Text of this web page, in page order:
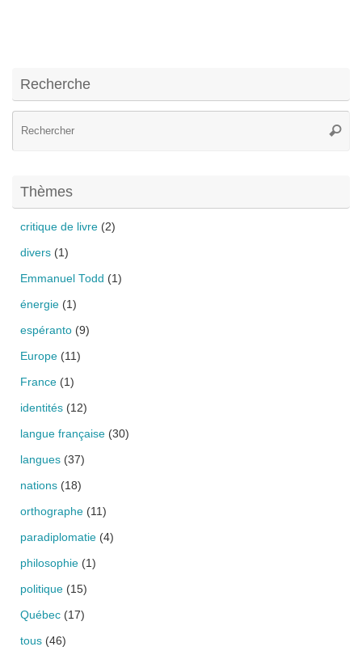
Recherche
Thèmes
critique de livre (2)
divers (1)
Emmanuel Todd (1)
énergie (1)
espéranto (9)
Europe (11)
France (1)
identités (12)
langue française (30)
langues (37)
nations (18)
orthographe (11)
paradiplomatie (4)
philosophie (1)
politique (15)
Québec (17)
tous (46)